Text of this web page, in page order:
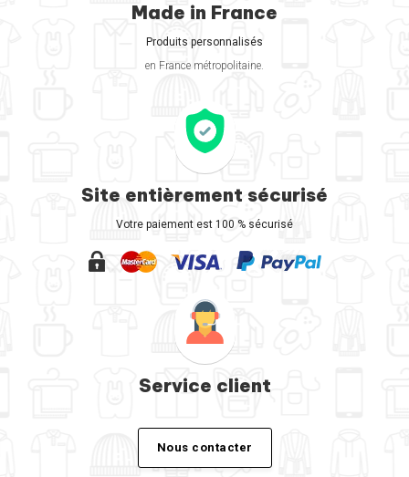
Made in France
Produits personnalisés
en France métropolitaine.
Site entièrement sécurisé
Votre paiement est 100 % sécurisé
Service client
Nous contacter